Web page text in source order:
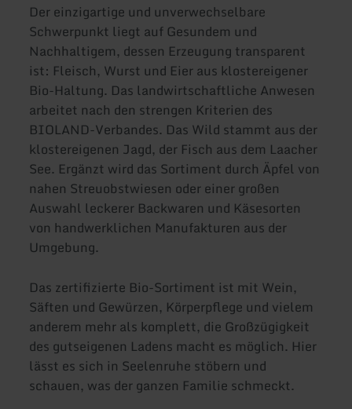
Der einzigartige und unverwechselbare
Schwerpunkt liegt auf Gesundem und
Nachhaltigem, dessen Erzeugung transparent
ist: Fleisch, Wurst und Eier aus klostereigener
Bio-Haltung. Das landwirtschaftliche Anwesen
arbeitet nach den strengen Kriterien des
BIOLAND-Verbandes. Das Wild stammt aus der
klostereigenen Jagd, der Fisch aus dem Laacher
See. Ergänzt wird das Sortiment durch Äpfel von
nahen Streuobstwiesen oder einer großen
Auswahl leckerer Backwaren und Käsesorten
von handwerklichen Manufakturen aus der
Umgebung.
Das zertifizierte Bio-Sortiment ist mit Wein,
Säften und Gewürzen, Körperpflege und vielem
anderem mehr als komplett, die Großzügigkeit
des gutseigenen Ladens macht es möglich. Hier
lässt es sich in Seelenruhe stöbern und
schauen, was der ganzen Familie schmeckt.